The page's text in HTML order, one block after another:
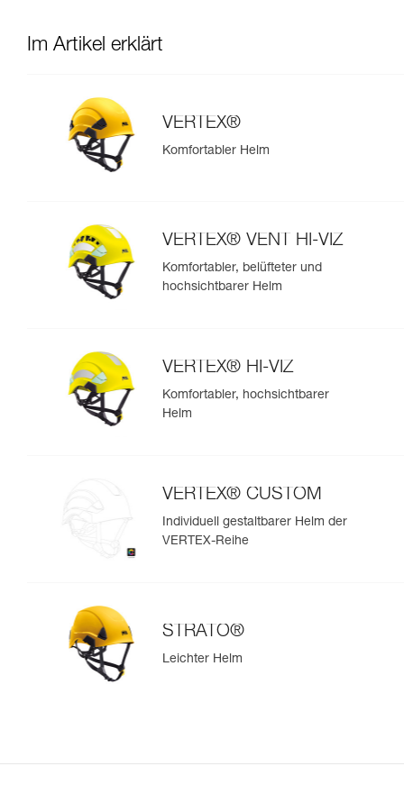
Im Artikel erklärt
VERTEX®
Komfortabler Helm
VERTEX® VENT HI-VIZ
Komfortabler, belüfteter und
hochsichtbarer Helm
VERTEX® HI-VIZ
Komfortabler, hochsichtbarer
Helm
VERTEX® CUSTOM
Individuell gestaltbarer Helm der
VERTEX-Reihe
STRATO®
Leichter Helm